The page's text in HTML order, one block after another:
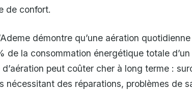
de confort.
démontre qu’une aération
de la consommation énergétique totale
d’aération peut coûter cher à long terme :
nécessitant des réparations, problèmes de